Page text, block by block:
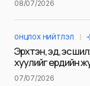
08/07/2026
ОНЦЛОХ НИЙТЛЭЛ
Эрхтэн, эд, эс
хуулийг ердийн
07/07/2026